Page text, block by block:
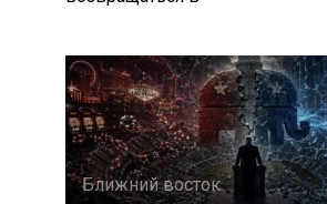
Ближний восток